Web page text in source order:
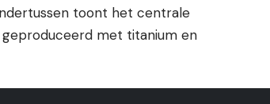
toont het centrale
met titanium en